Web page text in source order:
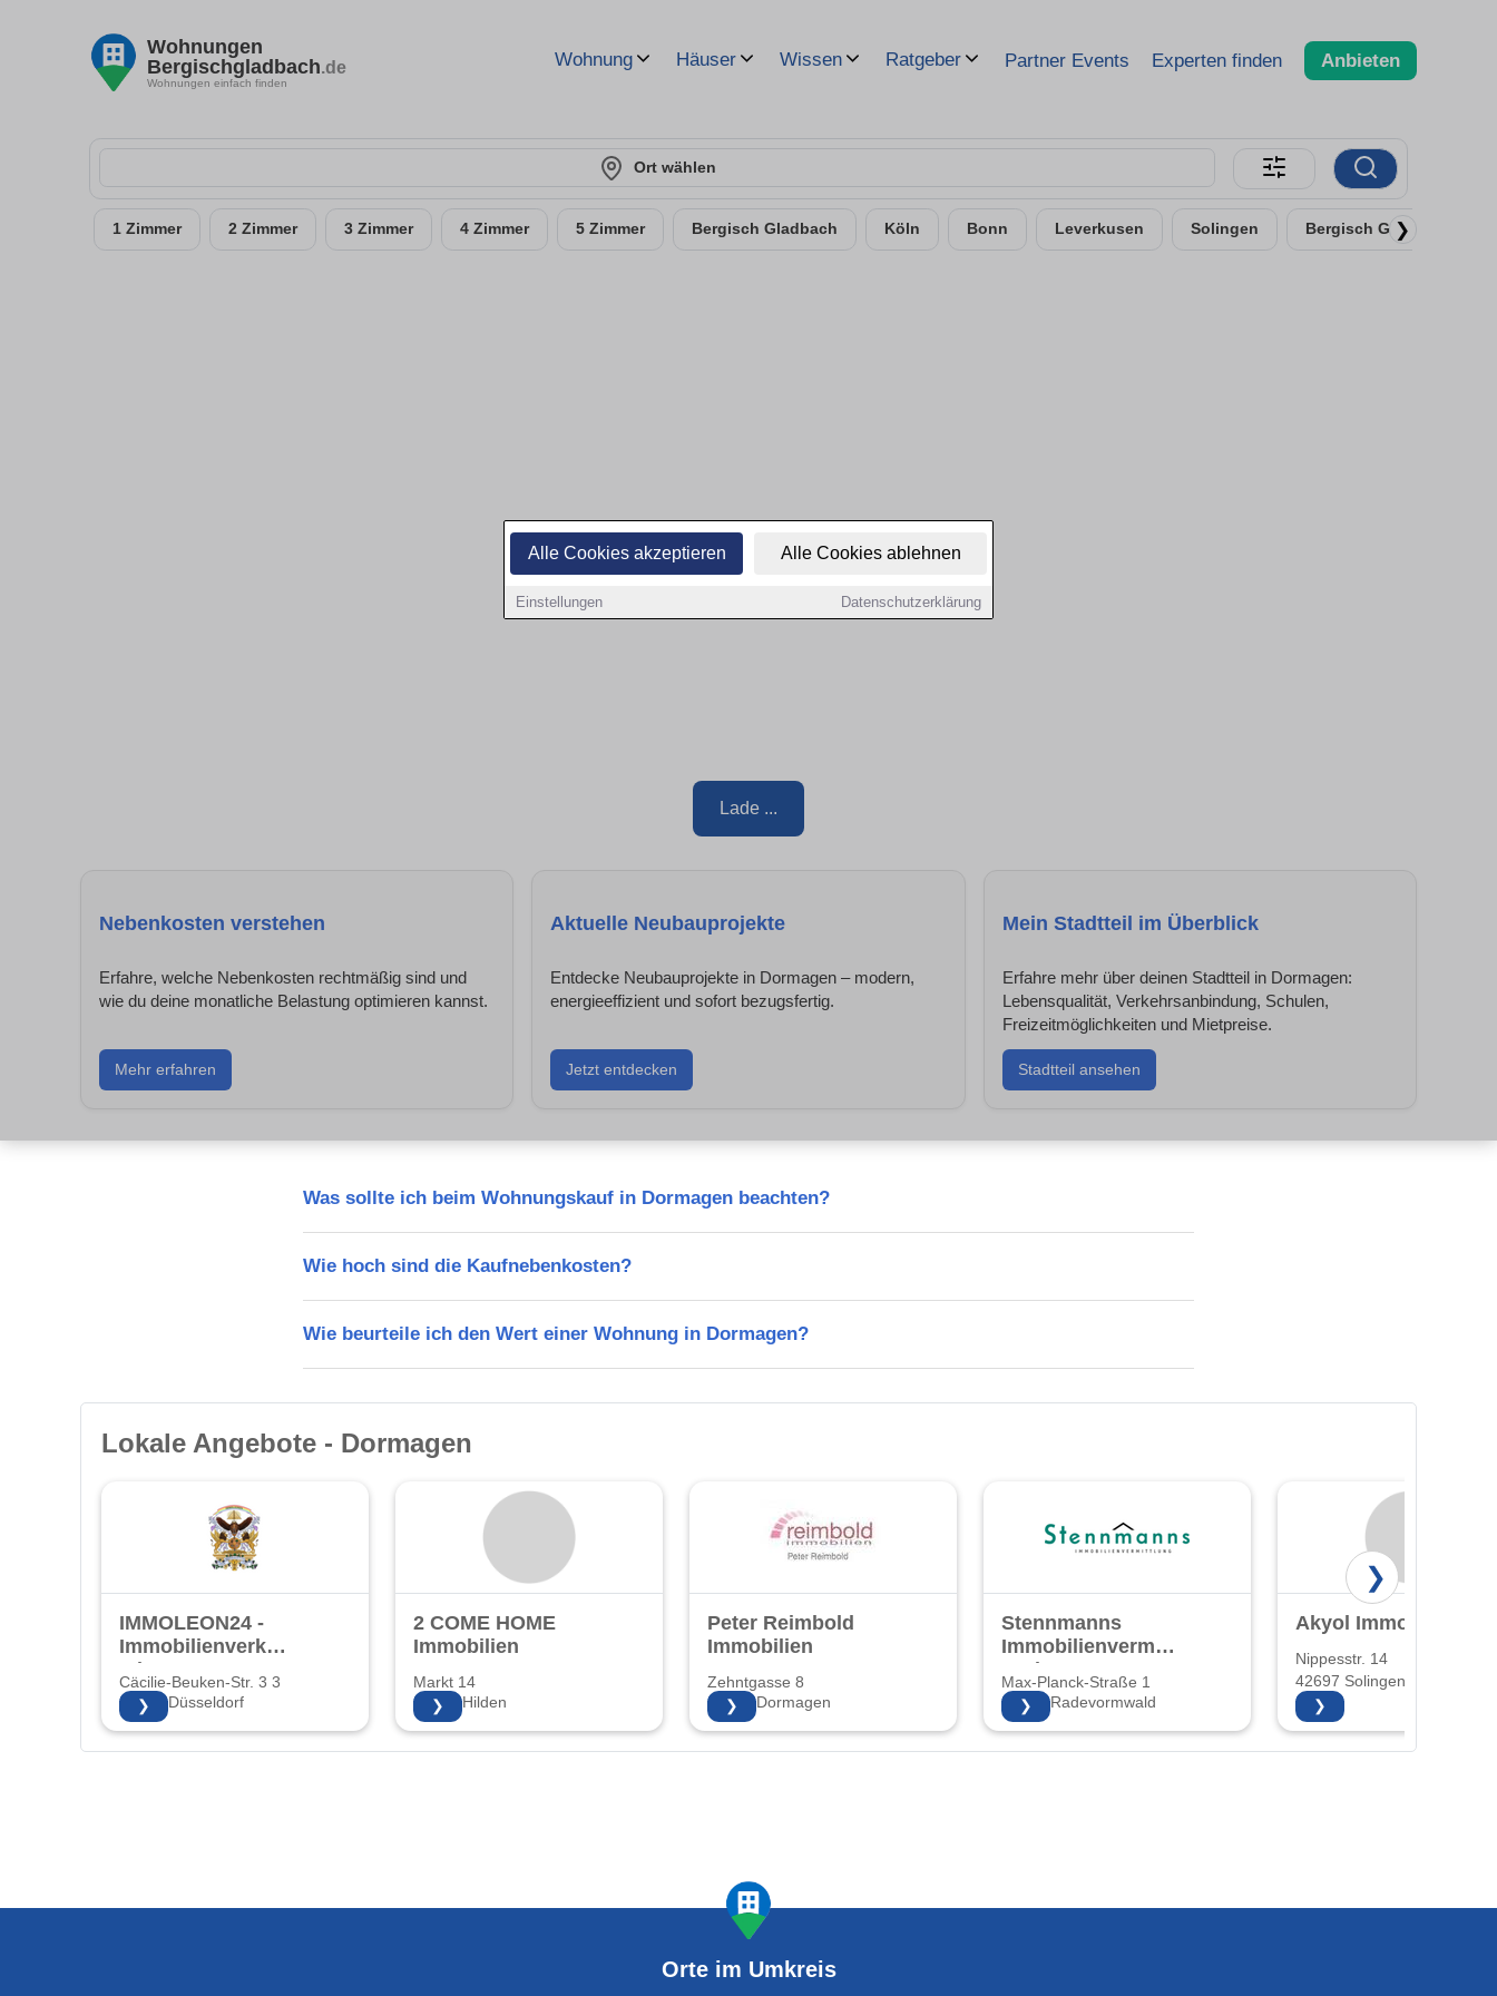
Alle Cookies akzeptieren Alle Cookies ablehnen
Einstellungen Datenschutzerklärung
Wohnungen
Bergischgladbach.de
Wohnungen einfach finden
Wohnung Häuser Wissen Ratgeber Partner Events Experten finden Anbieten
Ort wählen
1 Zimmer 2 Zimmer 3 Zimmer 4 Zimmer 5 Zimmer Bergisch Gladbach Köln Bonn Leverkusen Solingen Bergisch Gladbach -
❯
Lade ...
Nebenkosten verstehen
Erfahre, welche Nebenkosten rechtmäßig sind und
wie du deine monatliche Belastung optimieren kannst.
Mehr erfahren
Aktuelle Neubauprojekte
Entdecke Neubauprojekte in Dormagen – modern,
energieeffizient und sofort bezugsfertig.
Jetzt entdecken
Mein Stadtteil im Überblick
Erfahre mehr über deinen Stadtteil in Dormagen:
Lebensqualität, Verkehrsanbindung, Schulen,
Freizeitmöglichkeiten und Mietpreise.
Stadtteil ansehen
Was sollte ich beim Wohnungskauf in Dormagen beachten?
Wie hoch sind die Kaufnebenkosten?
Wie beurteile ich den Wert einer Wohnung in Dormagen?
Lokale Angebote - Dormagen
IMMOLEON24 -
Immobilienverkauf
mit Herz!
Cäcilie-Beuken-Str. 3 3
40597 Düsseldorf
❯
2 COME HOME
Immobilien
Markt 14
40721 Hilden
❯
Peter Reimbold
Immobilien
Zehntgasse 8
41541 Dormagen
❯
Stennmanns
Immobilienvermittlung
GmbH
Max-Planck-Straße 1
42477 Radevormwald
❯
Akyol Immobilien
Nippesstr. 14
42697 Solingen
❯
❯
Orte im Umkreis